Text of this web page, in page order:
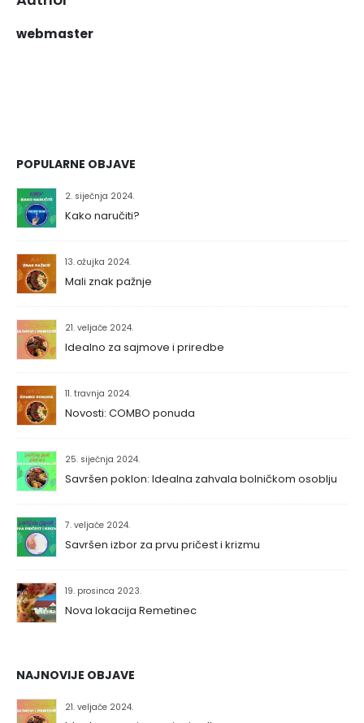
webmaster
POPULARNE OBJAVE
2. siječnja 2024.
Kako naručiti?
13. ožujka 2024.
Mali znak pažnje
21. veljače 2024.
Idealno za sajmove i priredbe
11. travnja 2024.
Novosti: COMBO ponuda
25. siječnja 2024.
Savršen poklon: Idealna zahvala bolničkom osoblju
7. veljače 2024.
Savršen izbor za prvu pričest i krizmu
19. prosinca 2023.
Nova lokacija Remetinec
NAJNOVIJE OBJAVE
21. veljače 2024.